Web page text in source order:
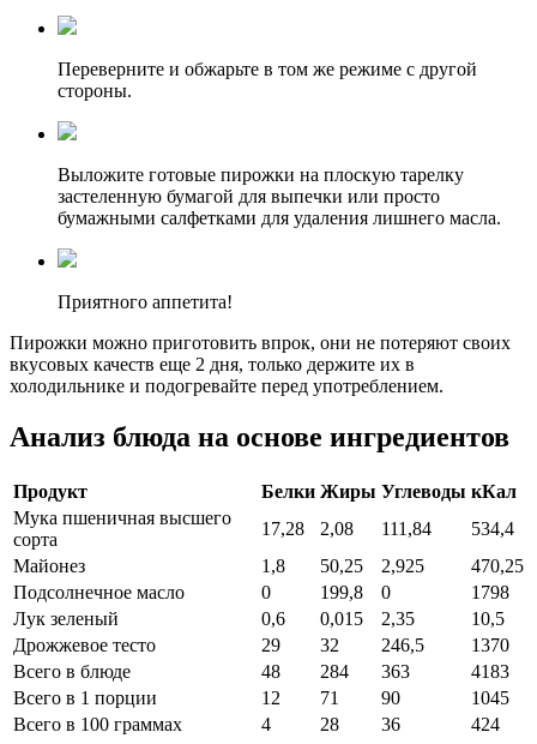
Переверните и обжарьте в том же режиме с другой
стороны.
Выложите готовые пирожки на плоскую тарелку
застеленную бумагой для выпечки или просто
бумажными салфетками для удаления лишнего масла.
Приятного аппетита!
Пирожки можно приготовить впрок, они не потеряют своих
вкусовых качеств еще 2 дня, только держите их в
холодильнике и подогревайте перед употреблением.
Анализ блюда на основе ингредиентов
Продукт Белки Жиры Углеводы кКал
Мука пшеничная высшего
сорта
17,28 2,08 111,84
534,4
Майонез
1,8 50,25 2,925
470,25
Подсолнечное масло
0 199,8 0
1798
Лук зеленый
0,6 0,015 2,35
10,5
Дрожжевое тесто
29 32 246,5
1370
Всего в блюде
48 284 363
4183
Всего в 1 порции
12 71 90
1045
Всего в 100 граммах
4 28 36 424